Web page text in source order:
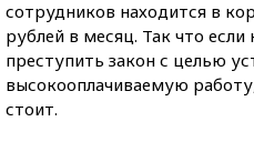
сотрудников находится в
рублей в месяц. Так что если
преступить закон с целью
высокооплачиваемую
стоит.